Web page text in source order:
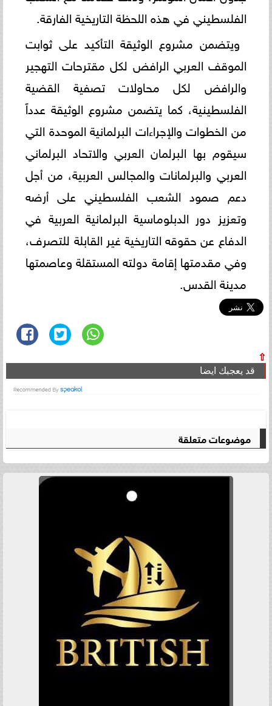
الفلسطيني في هذه اللحظة التاريخية الفارقة.
ويتضمن مشروع الوثيقة التأكيد على ثوابت
الموقف العربي الرافض لكل مقترحات التهجير
والرافض لكل محاولات تصفية القضية
الفلسطينية، كما يتضمن مشروع الوثيقة عدداً
من الخطوات والإجراءات البرلمانية الموحدة التي
سيقوم بها البرلمان العربي والاتحاد البرلماني
العربي والبرلمانات والمجالس العربية، من أجل
دعم صمود الشعب الفلسطيني على أرضه
وتعزيز دور الدبلوماسية البرلمانية العربية في
الدفاع عن حقوقه التاريخية غير القابلة للتصرف،
وفي مقدمتها إقامة دولته المستقلة وعاصمتها
مدينة القدس.
⇧
قد يعجبك ايضا
موضوعات متعلقة